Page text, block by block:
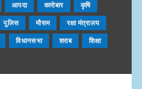
आपदा कारोबार कृषि
पुलिस मौसम रक्षा मंत्रालय
विधानसभा शराब शिक्षा